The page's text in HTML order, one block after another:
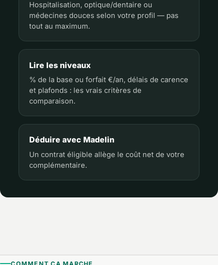
Hospitalisation, optique/dentaire ou
médecines douces selon votre profil — pas
tout au maximum.
Lire les niveaux
% de la base ou forfait €/an, délais de carence
et plafonds : les vrais critères de
comparaison.
Déduire avec Madelin
Un contrat éligible allège le coût net de votre
complémentaire.